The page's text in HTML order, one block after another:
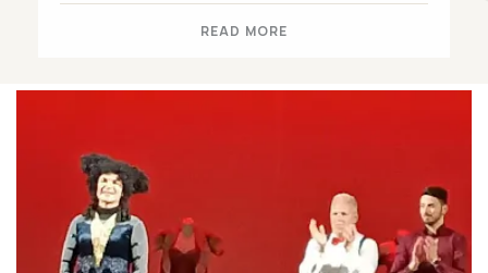
READ MORE